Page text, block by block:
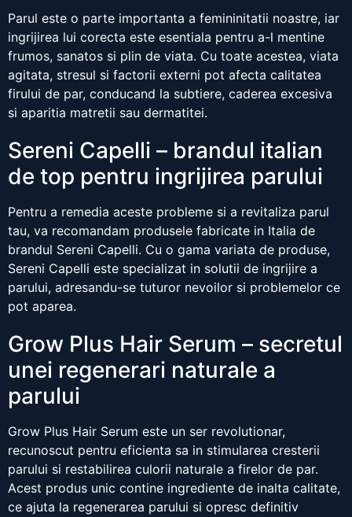
Parul este o parte importanta a femininitatii noastre, iar
ingrijirea lui corecta este esentiala pentru a-l mentine
frumos, sanatos si plin de viata. Cu toate acestea, viata
agitata, stresul si factorii externi pot afecta calitatea
firului de par, conducand la subtiere, caderea excesiva
si aparitia matretii sau dermatitei.
Sereni Capelli – brandul italian
de top pentru ingrijirea parului
Pentru a remedia aceste probleme si a revitaliza parul
tau, va recomandam produsele fabricate in Italia de
brandul Sereni Capelli. Cu o gama variata de produse,
Sereni Capelli este specializat in solutii de ingrijire a
parului, adresandu-se tuturor nevoilor si problemelor ce
pot aparea.
Grow Plus Hair Serum – secretul
unei regenerari naturale a
parului
Grow Plus Hair Serum este un ser revolutionar,
recunoscut pentru eficienta sa in stimularea cresterii
parului si restabilirea culorii naturale a firelor de par.
Acest produs unic contine ingrediente de inalta calitate,
ce ajuta la regenerarea parului si opresc definitiv